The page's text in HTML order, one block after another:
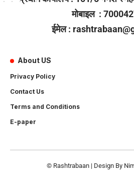
मोबाइल :
ईमेल :
About US
Privacy Policy
Contact Us
Terms and Conditions
E-paper
© Rashtrabaan | Design By